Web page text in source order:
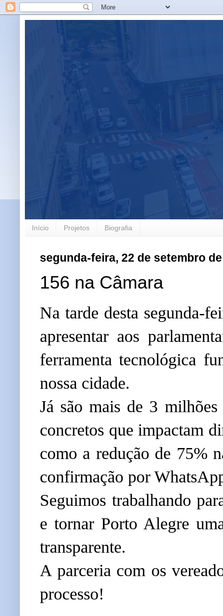
Início Projetos Biografia
segunda-feira, 22 de setembro
156 na Câmara
Na tarde desta segunda-
apresentar aos
ferramenta tecnológica
nossa cidade.
Já são mais de 3 milhões
concretos que impactam
como a redução de 75%
confirmação por
Seguimos trabalhando
e tornar Porto Alegre
transparente.
A parceria com os
processo!